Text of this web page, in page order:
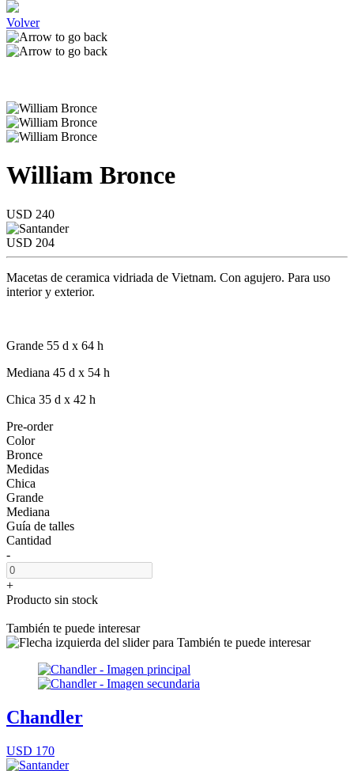
Volver
William Bronce
USD 240
USD 204
Macetas de ceramica vidriada de Vietnam. Con agujero. Para uso
interior y exterior.
Grande 55 d x 64 h
Mediana 45 d x 54 h
Chica 35 d x 42 h
Pre-order
Color
Bronce
Medidas
Chica
Grande
Mediana
Guía de talles
Cantidad
-
+
Producto sin stock
También te puede interesar
Chandler
USD 170